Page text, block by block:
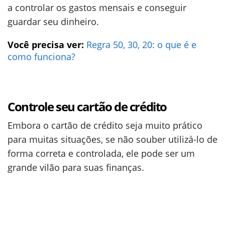
a controlar os gastos mensais e conseguir
guardar seu dinheiro.
Você precisa ver: Regra 50, 30, 20: o que é e
como funciona?
Controle seu cartão de crédito
Embora o cartão de crédito seja muito prático
para muitas situações, se não souber utilizá-lo de
forma correta e controlada, ele pode ser um
grande vilão para suas finanças.